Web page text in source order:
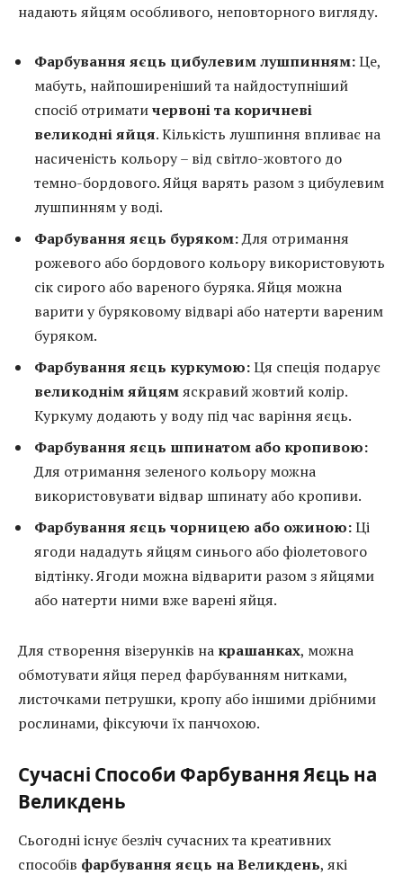
надають яйцям особливого, неповторного вигляду.
Фарбування яєць цибулевим лушпинням:Це,
мабуть, найпоширеніший та найдоступніший
спосіб отриматичервоні та коричневі
великодні яйця. Кількість лушпиння впливає на
насиченість кольору – від світло-жовтого до
темно-бордового. Яйця варять разом з цибулевим
лушпинням у воді.
Фарбування яєць буряком:Для отримання
рожевого або бордового кольору використовують
сік сирого або вареного буряка. Яйця можна
варити у буряковому відварі або натерти вареним
буряком.
Фарбування яєць куркумою:Ця спеція подарує
великоднім яйцямяскравий жовтий колір.
Куркуму додають у воду під час варіння яєць.
Фарбування яєць шпинатом або кропивою:
Для отримання зеленого кольору можна
використовувати відвар шпинату або кропиви.
Фарбування яєць чорницею або ожиною:Ці
ягоди нададуть яйцям синього або фіолетового
відтінку. Ягоди можна відварити разом з яйцями
або натерти ними вже варені яйця.
Для створення візерунків на крашанках, можна
обмотувати яйця перед фарбуванням нитками,
листочками петрушки, кропу або іншими дрібними
рослинами, фіксуючи їх панчохою.
Сучасні Способи Фарбування Яєць на
Великдень
Сьогодні існує безліч сучасних та креативних
способів фарбування яєць на Великдень, які